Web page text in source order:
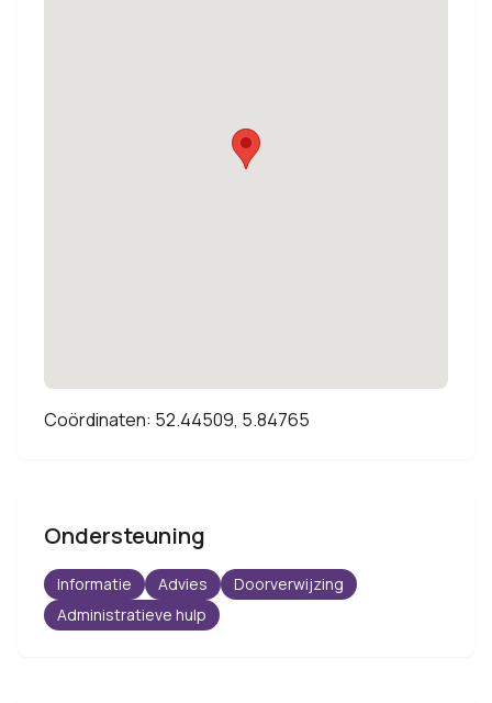
Coördinaten: 52.44509, 5.84765
Ondersteuning
Informatie Advies
Doorverwijzing
Administratieve hulp